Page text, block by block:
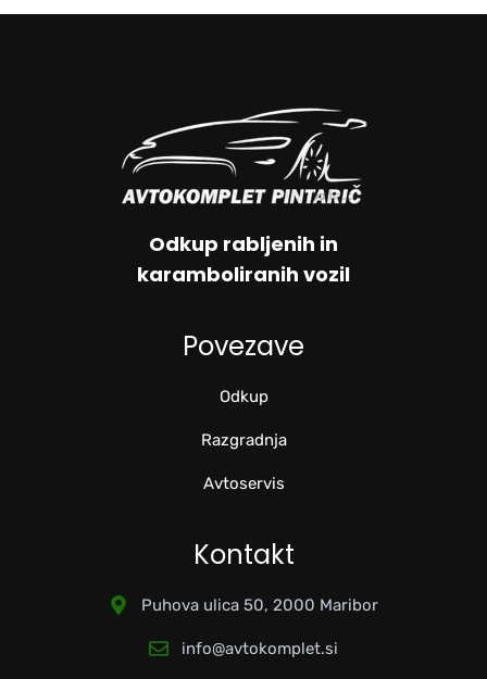
Odkup rabljenih in
karamboliranih vozil
Povezave
Odkup
Razgradnja
Avtoservis
Kontakt
Puhova ulica 50, 2000 Maribor
info@avtokomplet.si